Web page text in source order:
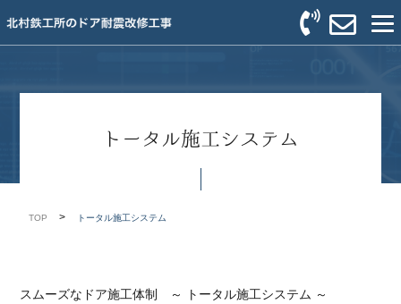
トータル施工システム
TOP > トータル施工システム
スムーズなドア施工体制 ～ トータル施工システム ～